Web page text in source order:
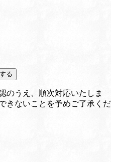
る
のうえ、順次対応いたしま
きないことを予めご了承くだ